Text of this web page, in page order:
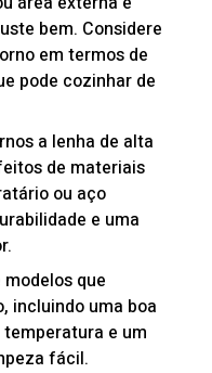
bem. Considere
em termos de
pode cozinhar de
a lenha de alta
de materiais
ou aço
e uma
que
incluindo uma boa
e um
fácil.